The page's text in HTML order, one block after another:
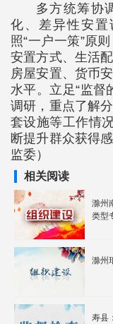
多方统筹协
化、差异性安
照“一户一策”原
安置方式、生活
房屋安置、货币
水平。立足“监督
调研，重点了解
套设施等工作情
断提升群众获得
监委）
相关阅读
滁州
类型
滁州
寿县：